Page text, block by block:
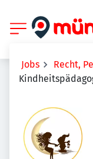
Jobs
Recht,